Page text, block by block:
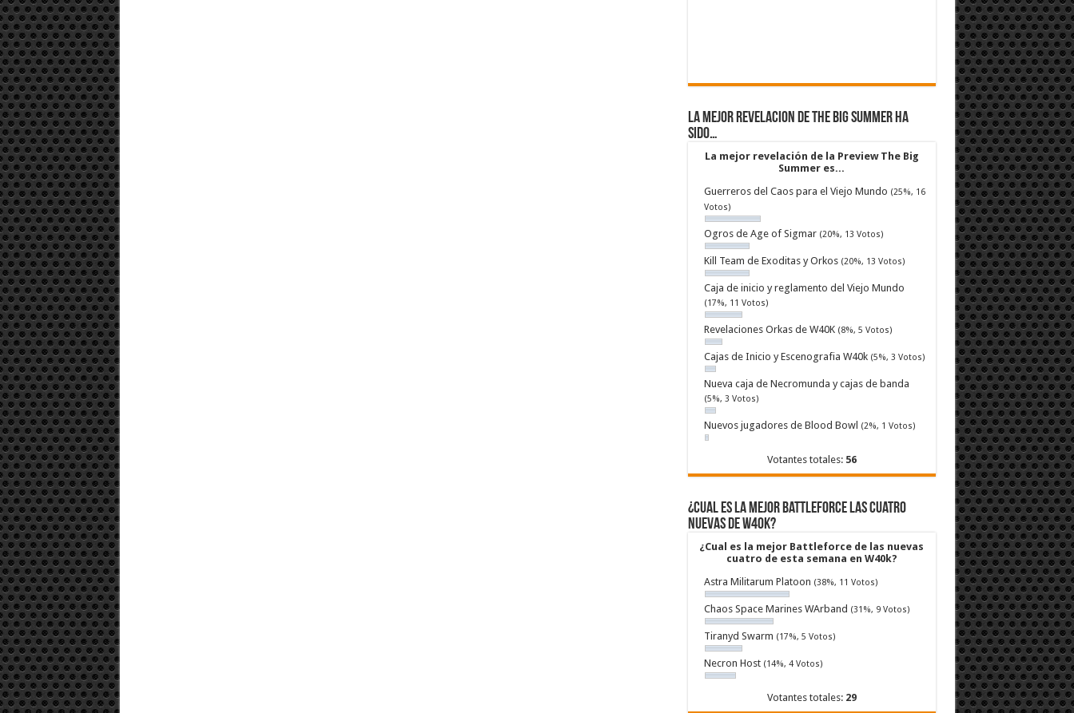
La mejor revelacion de The Big Summer ha
sido…
La mejor revelación de la Preview The Big
Summer es...
Guerreros del Caos para el Viejo Mundo (25%, 16
Votos)
Ogros de Age of Sigmar (20%, 13 Votos)
Kill Team de Exoditas y Orkos (20%, 13 Votos)
Caja de inicio y reglamento del Viejo Mundo
(17%, 11 Votos)
Revelaciones Orkas de W40K (8%, 5 Votos)
Cajas de Inicio y Escenografia W40k (5%, 3 Votos)
Nueva caja de Necromunda y cajas de banda
(5%, 3 Votos)
Nuevos jugadores de Blood Bowl (2%, 1 Votos)
Votantes totales: 56
¿Cual es la mejor Battleforce las cuatro
nuevas de W40k?
¿Cual es la mejor Battleforce de las nuevas
cuatro de esta semana en W40k?
Astra Militarum Platoon (38%, 11 Votos)
Chaos Space Marines WArband (31%, 9 Votos)
Tiranyd Swarm (17%, 5 Votos)
Necron Host (14%, 4 Votos)
Votantes totales: 29